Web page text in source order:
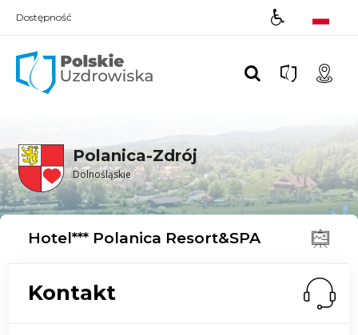
Dostępność
Polanica-Zdrój
Dolnośląskie
Hotel*** Polanica Resort&SPA
Kontakt